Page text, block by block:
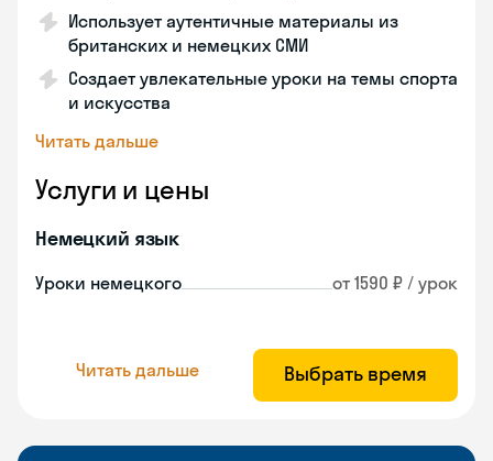
Использует аутентичные материалы из
британских и немецких СМИ
Создает увлекательные уроки на темы спорта
и искусства
Читать дальше
Услуги и цены
Немецкий язык
Уроки немецкого от 1590 ₽ / урок
Читать дальше Выбрать время